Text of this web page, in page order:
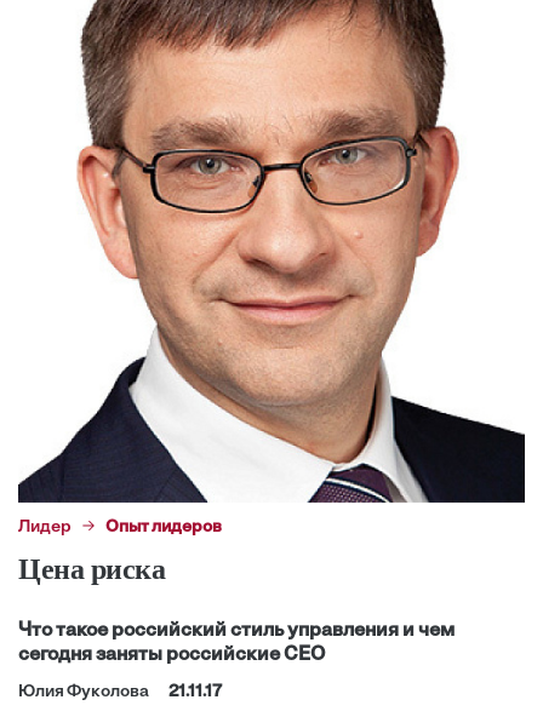
Лидер Опыт лидеров
Цена риска
Что такое российский стиль управления и чем
сегодня заняты российские CEO
Юлия Фуколова 21.11.17